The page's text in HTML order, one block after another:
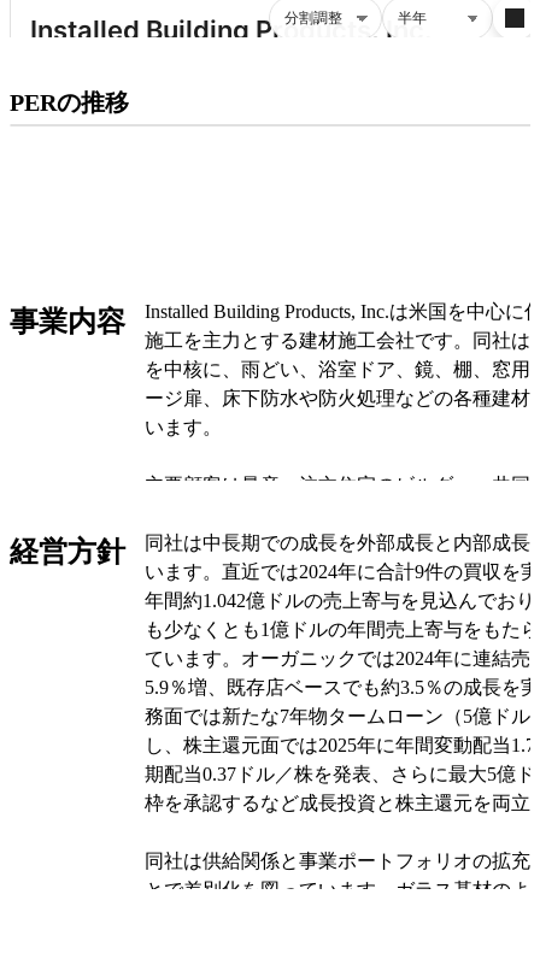
PERの推移プレミアム会員にご登録いただくと、
PERの推移にアクセスできます。
事業内容
Installed Building Products, Inc.は米国を中心に
施工を主力とする建材施工会社です。同社は
を中核に、雨どい、浴室ドア、鏡、棚、窓用
ージ扉、床下防水や防火処理などの各種建材
います。
主要顧客は量産・注文住宅のビルダー、共同
ルダーとの長期取引もあります。同社の収益
スに依存しており、材料費と人件費が大きな
方、多くの作業員を出来高で支払うため費用
すく、結果的に強いフリーキャッシュフロー
事業は大きく施工部門と資材を販売する流通
熱施工が依然として売上の中心ですが、補完
高めて収益の多様化を進めています。同社は
経験豊富な営業スタッフを持ち、既存顧客へ
極的な買収で市場拡大と安定化を図っていま
オリジナルを見る
経営方針
同社は中長期での成長を外部成長と内部成長
います。直近では2024年に合計9件の買収を
年間約1.042億ドルの売上寄与を見込んでおり
も少なくとも1億ドルの年間売上寄与をもた
ています。オーガニックでは2024年に連結売
5.9％増、既存店ベースでも約3.5％の成長を
務面では新たな7年物タームローン（5億ドル
し、株主還元面では2025年に年間変動配当
期配当0.37ドル／株を発表、さらに最大5億
枠を承認するなど成長投資と株主還元を両立
同社は供給関係と事業ポートフォリオの拡充
とで差別化を図っています。ガラス基材のよ